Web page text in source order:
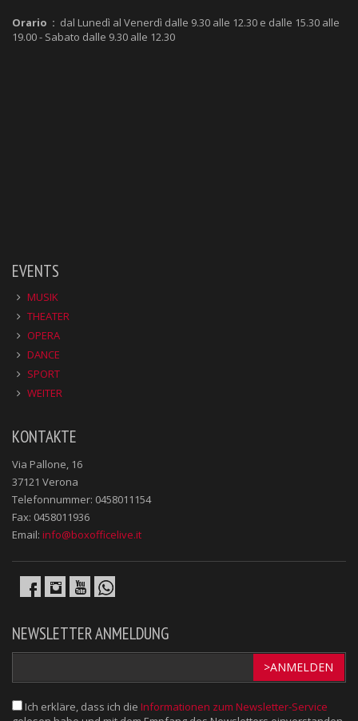
Orario : dal Lunedì al Venerdì dalle 9.30 alle 12.30 e dalle 15.30 alle
19.00 - Sabato dalle 9.30 alle 12.30
EVENTS
MUSIK
THEATER
OPERA
DANCE
SPORT
WEITER
KONTAKTE
Via Pallone, 16
37121 Verona
Telefonnummer: 0458011154
Fax: 0458011936
Email: info@boxofficelive.it
NEWSLETTER ANMELDUNG
>ANMELDEN
Ich erkläre, dass ich die Informationen zum Newsletter-Service